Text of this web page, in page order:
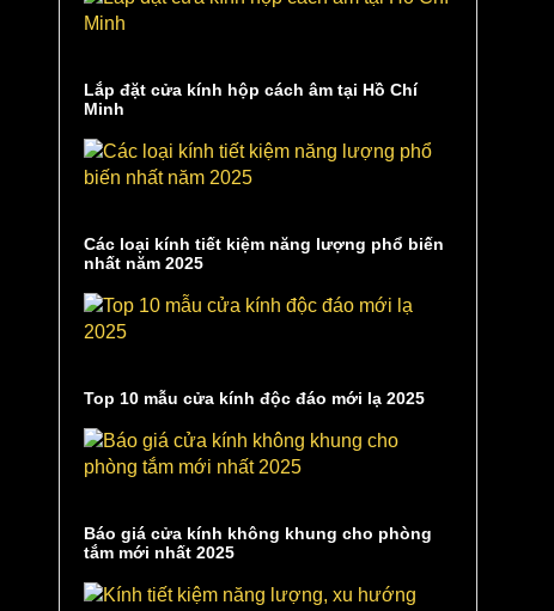
Lắp đặt cửa kính hộp cách âm tại Hồ Chí
Minh
Các loại kính tiết kiệm năng lượng phổ biến
nhất năm 2025
Top 10 mẫu cửa kính độc đáo mới lạ 2025
Báo giá cửa kính không khung cho phòng
tắm mới nhất 2025